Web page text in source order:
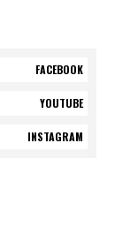
FACEBOOK
YOUTUBE
INSTAGRAM